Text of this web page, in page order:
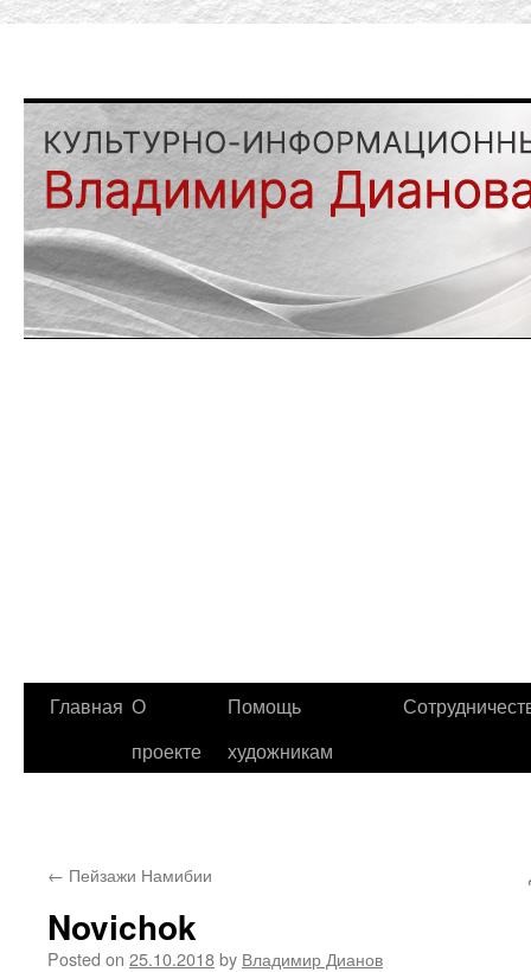
Главная О
проекте
Помощь
художникам
← Пейзажи Намибии
Novichok
Posted on 25.10.2018by Владимир Дианов